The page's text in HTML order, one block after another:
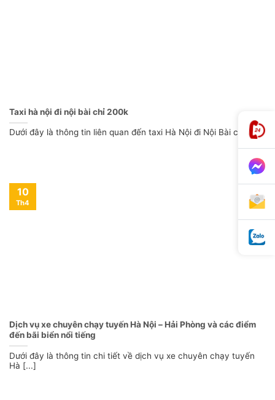
Taxi hà nội đi nội bài chỉ 200k
Dưới đây là thông tin liên quan đến taxi Hà Nội đi Nội Bài chỉ [...]
Dịch vụ xe chuyên chạy tuyến Hà Nội – Hải Phòng và các điểm
đến bãi biển nổi tiếng
Dưới đây là thông tin chi tiết về dịch vụ xe chuyên chạy tuyến
Hà [...]
10
Th4